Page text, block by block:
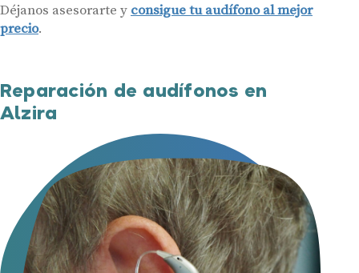
Déjanos asesorarte y consigue tu audífono al mejor
precio.
Reparación de audífonos en
Alzira